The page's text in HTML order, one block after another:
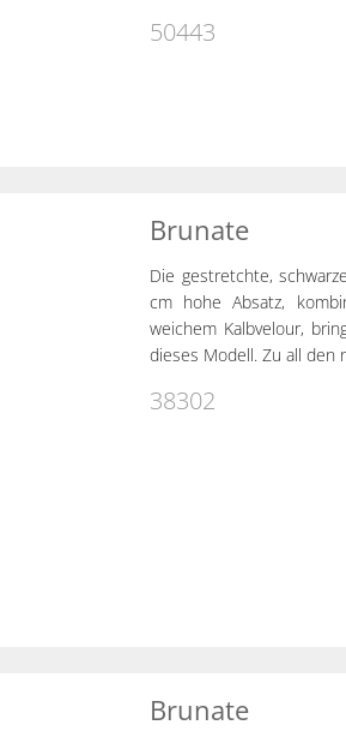
50443
Brunate
Die gestretchte,
cm hohe Absatz,
weichem Kalbvelour,
dieses Modell. Zu all den
38302
Brunate